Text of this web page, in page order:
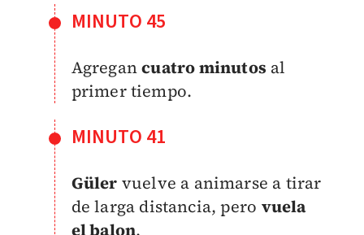
MINUTO 45
Agregancuatro minutos al
primer tiempo.
MINUTO 41
Güler vuelve a animarse a tirar
de larga distancia, pero vuela
el balon.